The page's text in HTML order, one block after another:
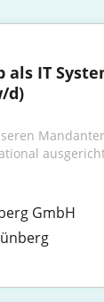
als IT
d)
GmbH